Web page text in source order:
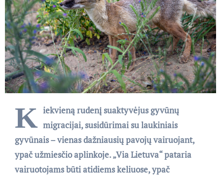
K iekvieną rudenį suaktyvėjus gyvūnų
migracijai, susidūrimai su laukiniais
gyvūnais – vienas dažniausių pavojų vairuojant,
ypač užmiesčio aplinkoje. „Via Lietuva“ pataria
vairuotojams būti atidiems keliuose, ypač